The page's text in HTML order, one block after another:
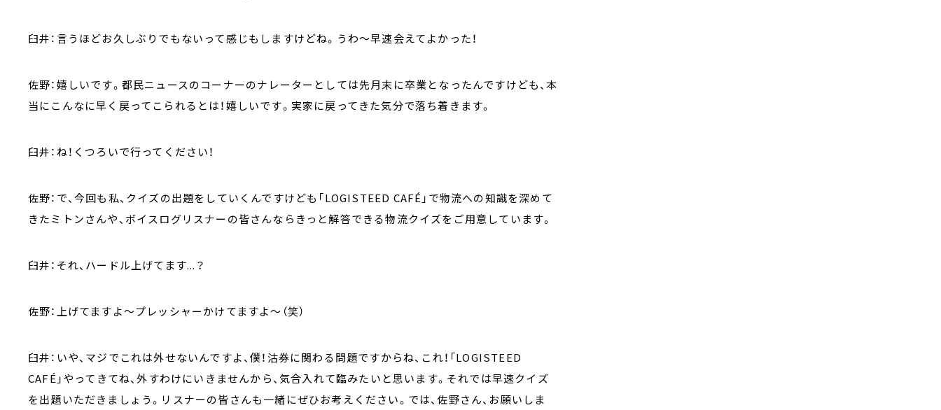
臼井：言うほどお久しぶりでもないって感じもしますけどね。うわ～早速会えてよかった！
佐野：嬉しいです。都民ニュースのコーナーのナレーターとしては先月末に卒業となったんですけども、本
当にこんなに早く戻ってこられるとは！嬉しいです。実家に戻ってきた気分で落ち着きます。
臼井：ね！くつろいで行ってください！
佐野：で、今回も私、クイズの出題をしていくんですけども「LOGISTEED CAFÉ」で物流への知識を深めて
きたミトンさんや、ボイスログリスナーの皆さんならきっと解答できる物流クイズをご用意しています。
臼井：それ、ハードル上げてます...？
佐野：上げてますよ～プレッシャーかけてますよ～（笑）
臼井：いや、マジでこれは外せないんですよ、僕！沽券に関わる問題ですからね、これ！「LOGISTEED
CAFÉ」やってきてね、外すわけにいきませんから、気合入れて臨みたいと思います。それでは早速クイズ
を出題いただきましょう。リスナーの皆さんも一緒にぜひお考えください。では、佐野さん、お願いしま